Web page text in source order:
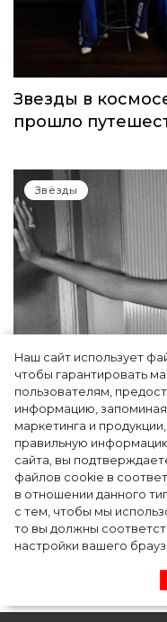
Наш сайт использует
чтобы гарантировать
пользователям,
информацию,
маркетинга и
правильную
сайта, вы
файлов cookie в
в отношении данного
с тем, чтобы мы
то вы должны
настройки вашего
Звезды в
прошло
Звёзды
Тейлор Рассел в
церемонии